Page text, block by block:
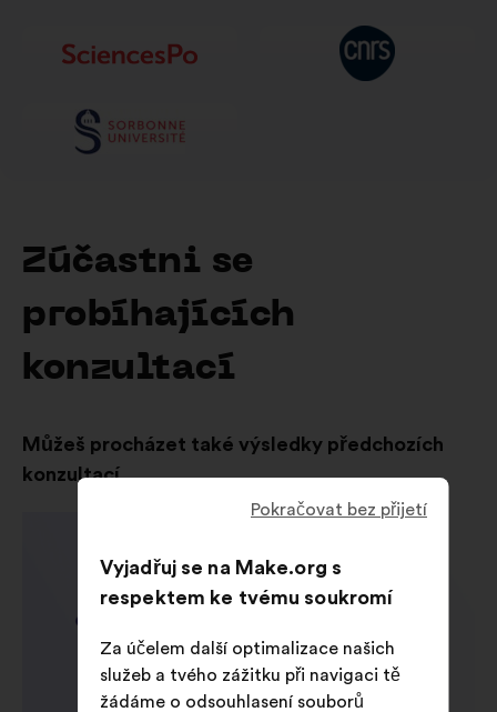
kartě
Zúčastni se
probíhajících
konzultací
Můžeš procházet také výsledky předchozích
konzultací
Pokračovat bez přijetí
Vyjadřuj se na Make.org s
respektem ke tvému soukromí
Za účelem další optimalizace našich
služeb a tvého zážitku při navigaci tě
žádáme o odsouhlasení souborů